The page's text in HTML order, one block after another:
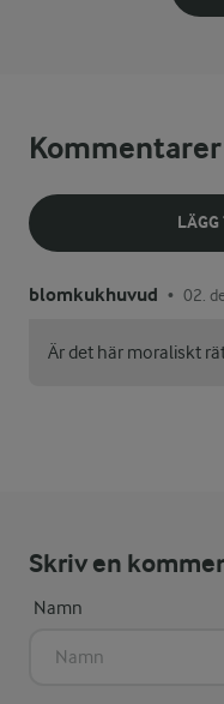
Kommentarer
blomkukhuvud • 02.
Är det här moraliskt
Skriv en
Namn